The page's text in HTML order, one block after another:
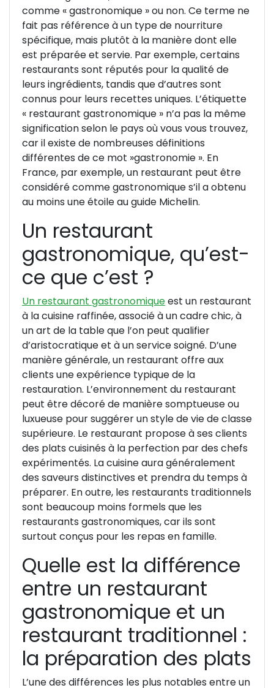
comme « gastronomique » ou non. Ce terme ne
fait pas référence à un type de nourriture
spécifique, mais plutôt à la manière dont elle
est préparée et servie. Par exemple, certains
restaurants sont réputés pour la qualité de
leurs ingrédients, tandis que d’autres sont
connus pour leurs recettes uniques. L’étiquette
« restaurant gastronomique » n’a pas la même
signification selon le pays où vous vous trouvez,
car il existe de nombreuses définitions
différentes de ce mot »gastronomie ». En
France, par exemple, un restaurant peut être
considéré comme gastronomique s’il a obtenu
au moins une étoile au guide Michelin.
Un restaurant
gastronomique, qu’est-
ce que c’est ?
Un restaurant gastronomiqueest un restaurant
à la cuisine raffinée, associé à un cadre chic, à
un art de la table que l’on peut qualifier
d’aristocratique et à un service soigné. D’une
manière générale, un restaurant offre aux
clients une expérience typique de la
restauration. L’environnement du restaurant
peut être décoré de manière somptueuse ou
luxueuse pour suggérer un style de vie de classe
supérieure. Le restaurant propose à ses clients
des plats cuisinés à la perfection par des chefs
expérimentés. La cuisine aura généralement
des saveurs distinctives et prendra du temps à
préparer. En outre, les restaurants traditionnels
sont beaucoup moins formels que les
restaurants gastronomiques, car ils sont
surtout conçus pour les repas en famille.
Quelle est la différence
entre un restaurant
gastronomique et un
restaurant traditionnel :
la préparation des plats
L’une des différences les plus notables entre un